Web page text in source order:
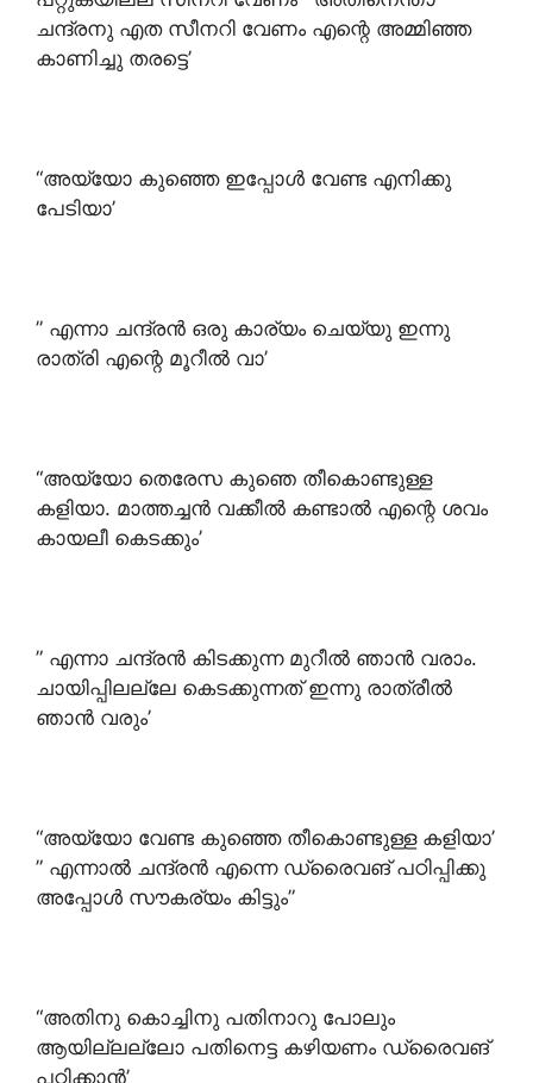
ചന്ദ്രനു എത സീനറി വേണം എന്റെ അമ്മിഞ്ഞ
കാണിച്ചു തരട്ടെ’
“അയ്യോ കുഞ്ഞെ ഇപ്പോൾ വേണ്ട എനിക്കു
പേടിയാ’
” എന്നാ ചന്ദ്രൻ ഒരു കാര്യം ചെയ്യു ഇന്നു
രാത്രി എന്റെ മൂറീൽ വാ’
“അയ്യോ തെരേസ കുഞെ തീകൊണ്ടുള്ള
കളിയാ. മാത്തച്ചൻ വക്കീൽ കണ്ടാൽ എന്റെ ശവം
കായലീ കെടക്കും’
” എന്നാ ചന്ദ്രൻ കിടക്കുന്ന മുറീൽ ഞാൻ വരാം.
ചായിപ്പിലല്ലേ കെടക്കുന്നത് ഇന്നു രാത്രീൽ
ഞാൻ വരും’
“അയ്യോ വേണ്ട കുഞ്ഞെ തീകൊണ്ടുള്ള കളിയാ’
” എന്നാൽ ചന്ദ്രൻ എന്നെ ഡ്രൈവങ് പഠിപ്പിക്കു
അപ്പോൾ സൗകര്യം കിട്ടും”
“അതിനു കൊച്ചിനു പതിനാറു പോലും
ആയില്ലല്ലോ പതിനെട്ട കഴിയണം ഡ്രൈവങ്
പഠിക്കാൻ’